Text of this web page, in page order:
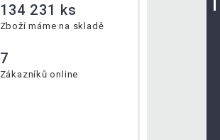
134 231 ks
Zboží máme na skladě
7
Zákazníků online